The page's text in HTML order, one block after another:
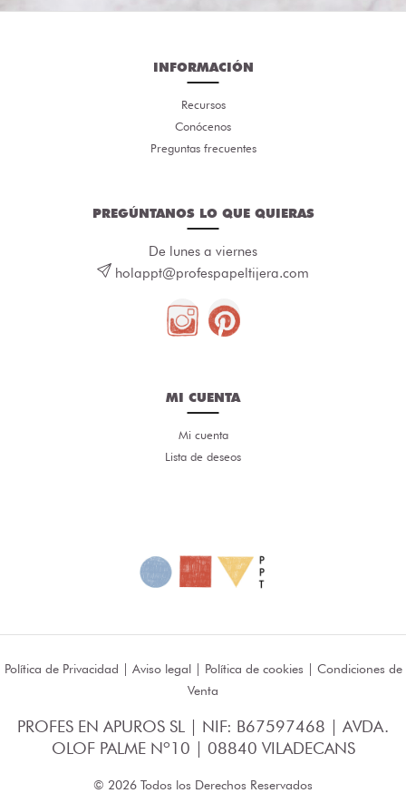
INFORMACIÓN
Recursos
Conócenos
Preguntas frecuentes
PREGÚNTANOS LO QUE QUIERAS
De lunes a viernes
holappt@profespapeltijera.com
MI CUENTA
Mi cuenta
Lista de deseos
Política de Privacidad | Aviso legal| Política de cookies | Condiciones de
Venta
PROFES EN APUROS SL | NIF: B67597468 | AVDA.
OLOF PALME Nº10 | 08840 VILADECANS
© 2026 Todos los Derechos Reservados